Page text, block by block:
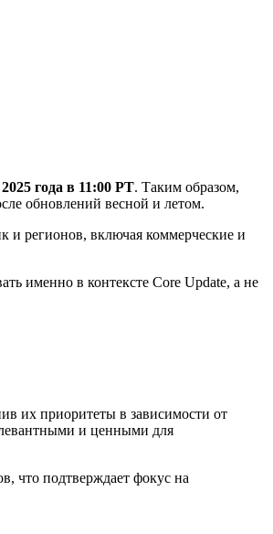
года в 11:00 PT. Таким образом,
обновлений весной и летом.
и регионов, включая коммерческие и
именно в контексте Core Update, а не
их приоритеты в зависимости от
и ценными для
что подтверждает фокус на